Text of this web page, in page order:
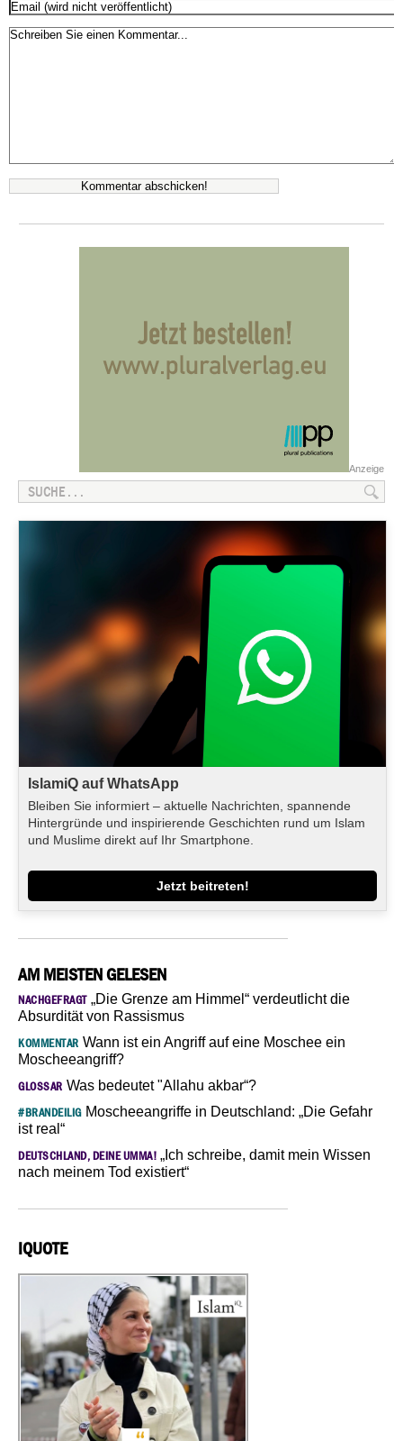
Anzeige
IslamiQ auf WhatsApp
Bleiben Sie informiert – aktuelle Nachrichten, spannende
Hintergründe und inspirierende Geschichten rund um Islam
und Muslime direkt auf Ihr Smartphone.
Jetzt beitreten!
AM MEISTEN GELESEN
NACHGEFRAGT„Die Grenze am Himmel“ verdeutlicht die
Absurdität von Rassismus
KOMMENTAR Wann ist ein Angriff auf eine Moschee ein
Moscheeangriff?
GLOSSAR Was bedeutet "Allahu akbar“?
#BRANDEILIGMoscheeangriffe in Deutschland: „Die Gefahr
ist real“
DEUTSCHLAND, DEINE UMMA! „Ich schreibe, damit mein Wissen
nach meinem Tod existiert“
IQUOTE